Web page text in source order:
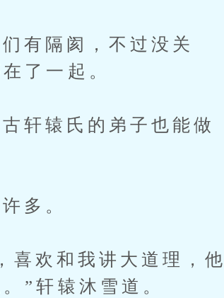
隔阂，不过没关
了一起。
辕氏的弟子也能做
多。
欢和我讲大道理，他
”轩辕沐雪道。